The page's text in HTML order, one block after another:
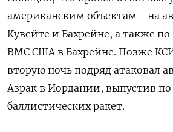
американским объектам - на
Кувейте и Бахрейне, а также
ВМС США в Бахрейне. Позже
вторую ночь подряд атаковал
Азрак в Иордании, выпустив по
баллистических ракет.